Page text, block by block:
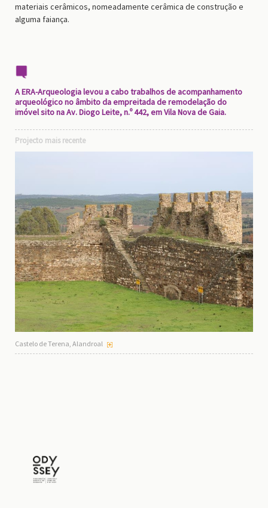
materiais cerâmicos, nomeadamente cerâmica de construção e
alguma faiança.
A ERA-Arqueologia levou a cabo trabalhos de acompanhamento
arqueológico no âmbito da empreitada de remodelação do
imóvel sito na Av. Diogo Leite, n.º 442, em Vila Nova de Gaia.
Projecto mais recente
Castelo de Terena, Alandroal